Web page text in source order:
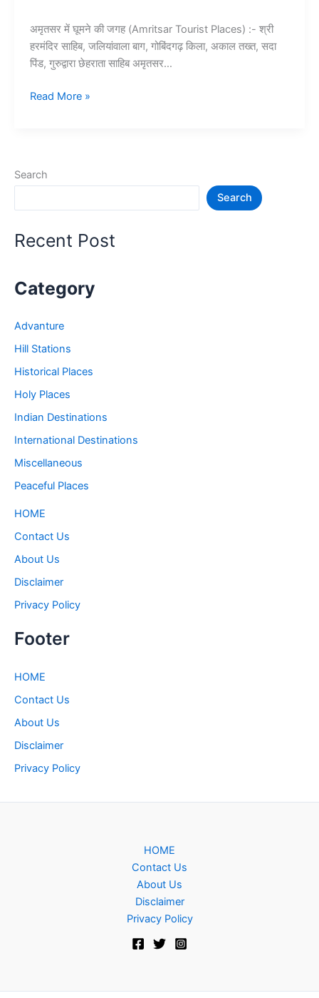
अमृतसर में घूमने की जगह (Amritsar Tourist Places) :- श्री
हरमंदिर साहिब, जलियांवाला बाग, गोबिंदगढ़ किला, अकाल तख्त, सदा
पिंड, गुरुद्वारा छेहराता साहिब अमृतसर…
10+
जगह
Places
Read More »
Search
Search
Recent Post
Category
Advanture
Hill Stations
Historical Places
Holy Places
Indian Destinations
International Destinations
Miscellaneous
Peaceful Places
HOME
Contact Us
About Us
Disclaimer
Privacy Policy
Footer
HOME
Contact Us
About Us
Disclaimer
Privacy Policy
HOME
Contact Us
About Us
Disclaimer
Privacy Policy